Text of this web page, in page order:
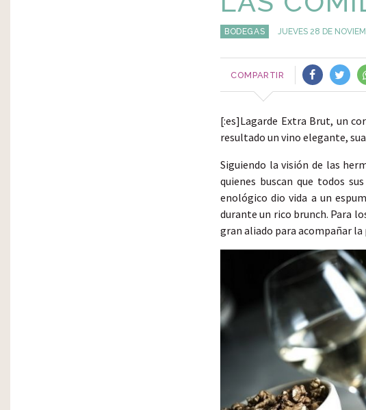
BODEGAS JUEVES 28 DE
COMPARTIR
[:es]Lagarde Extra Brut, un
resultado un vino elegante,
Siguiendo la visión de las
quienes buscan que todos
enológico dio vida a un
durante un rico brunch. Para
gran aliado para acompañar